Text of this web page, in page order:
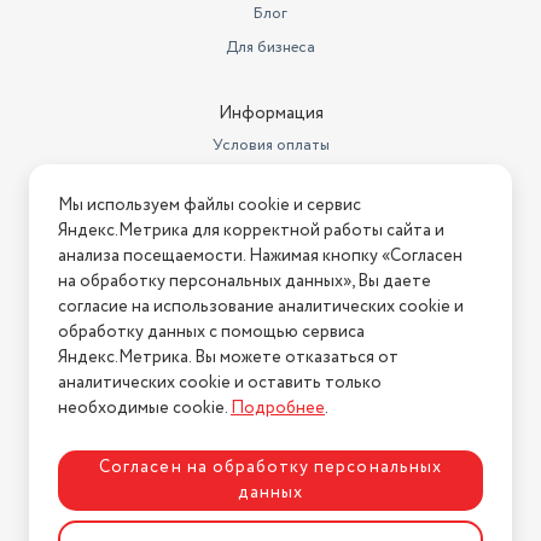
Тепловентилятор предназначен для установки на стену.
Рекомендации по монтажу подробно описаны в инструкции
Тепловентилятор EFH/W-9020 широко используется как в
жилых и офисных помещениях, так и в других местах, где
необходим быстрый и эффективный обогрев (например, в
мастерских, торговых павильонах, магазинах, теплицах,
гаражах и т.п.).
Уход за прибором
Уход за тепловентилятором не требует специальных
навыков и больших затрат времени. Достаточно по мере
загрязнения протирать корпус прибора сухой или
увлажненной салфеткой, а воздухозаборную и
Блог
Для бизнеса
Информация
Условия оплаты
Условия возврата
Нашли ошибку на сайте? Напишите нам
2026 © Интернет-магазин "АстМаркет". У нас есть всё!
Политика конфиденциальности
Разработка сайтаASTDESIGN
Мы используем файлы cookie и сервис
Яндекс.Метрика для корректной работы сайта и
анализа посещаемости. Нажимая кнопку «Согласен
на обработку персональных данных», Вы даете
согласие на использование аналитических cookie и
обработку данных с помощью сервиса
Яндекс.Метрика. Вы можете отказаться от
аналитических cookie и оставить только
необходимые cookie.Подробнее.
Согласен на обработку персональных
данных